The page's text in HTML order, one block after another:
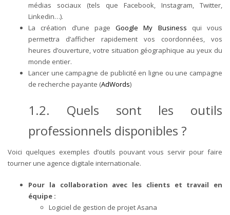
médias sociaux (tels que Facebook, Instagram, Twitter,
Linkedin…).
La création d’une page Google My Business qui vous
permettra d’afficher rapidement vos coordonnées, vos
heures d’ouverture, votre situation géographique au yeux du
monde entier.
Lancer une campagne de publicité en ligne ou une campagne
de recherche payante (AdWords)
1.2. Quels sont les outils
professionnels disponibles ?
Voici quelques exemples d’outils pouvant vous servir pour faire
tourner une agence digitale internationale.
Pour la collaboration avec les clients et travail en
équipe :
Logiciel de gestion de projet Asana